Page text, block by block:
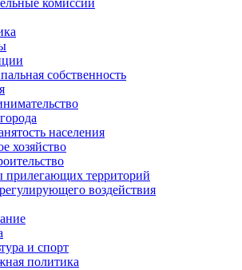
комиссии
собственность
населения
хозяйство
прилегающих территорий
воздействия
и спорт
политика